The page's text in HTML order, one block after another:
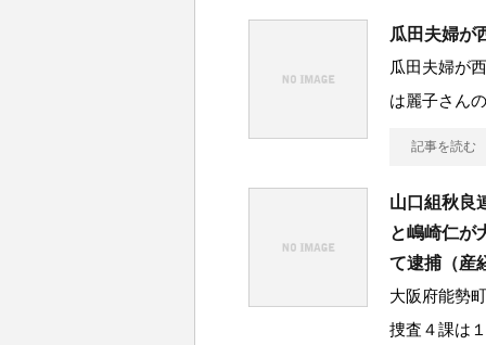
瓜田夫婦が
瓜田夫婦が
は麗子さん
記事を読む
山口組秋良
と嶋崎仁が
て逮捕（産
大阪府能勢
捜査４課は